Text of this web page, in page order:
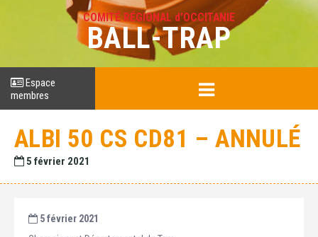
COMITÉ RÉGIONAL d'OCCITANIE
BALL-TRAP
Espace
membres
ALBI 50 CS CD81 – ANNULÉ
5 février 2021
5 février 2021